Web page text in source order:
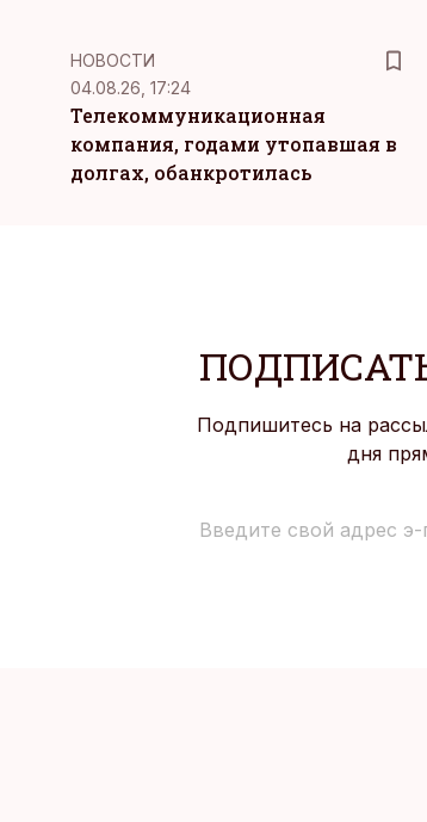
НОВОСТИ
04.08.26, 17:24
Телекоммуникационная
компания, годами утопавшая в
долгах, обанкротилась
Подпишитесь на
дня